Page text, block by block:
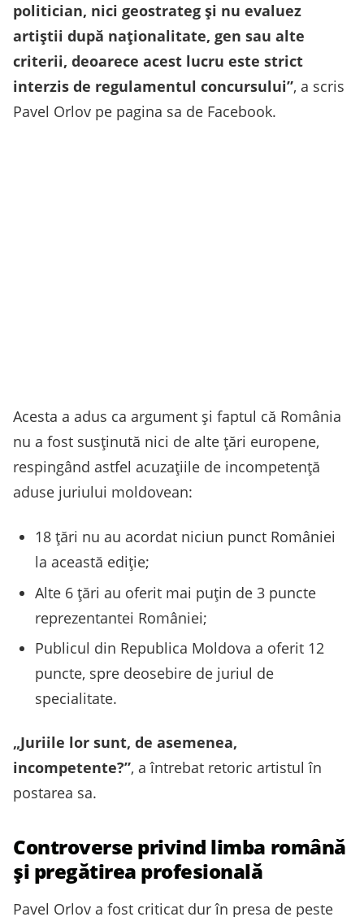
politician, nici geostrateg și nu evaluez
artiștii după naționalitate, gen sau alte
criterii, deoarece acest lucru este strict
interzis de regulamentul concursului”, a scris
Pavel Orlov pe pagina sa de Facebook.
Acesta a adus ca argument și faptul că România
nu a fost susținută nici de alte țări europene,
respingând astfel acuzațiile de incompetență
aduse juriului moldovean:
18 țări nu au acordat niciun punct României
la această ediție;
Alte 6 țări au oferit mai puțin de 3 puncte
reprezentantei României;
Publicul din Republica Moldova a oferit 12
puncte, spre deosebire de juriul de
specialitate.
„Juriile lor sunt, de asemenea,
incompetente?”, a întrebat retoric artistul în
postarea sa.
Controverse privind limba română
și pregătirea profesională
Pavel Orlov a fost criticat dur în presa de peste